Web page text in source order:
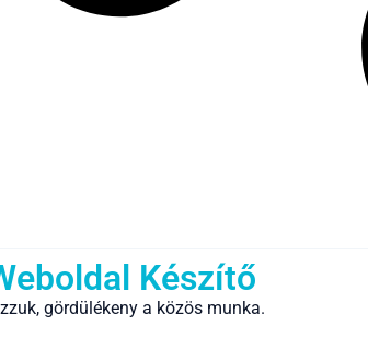
Készítő
gördülékeny a közös munka.